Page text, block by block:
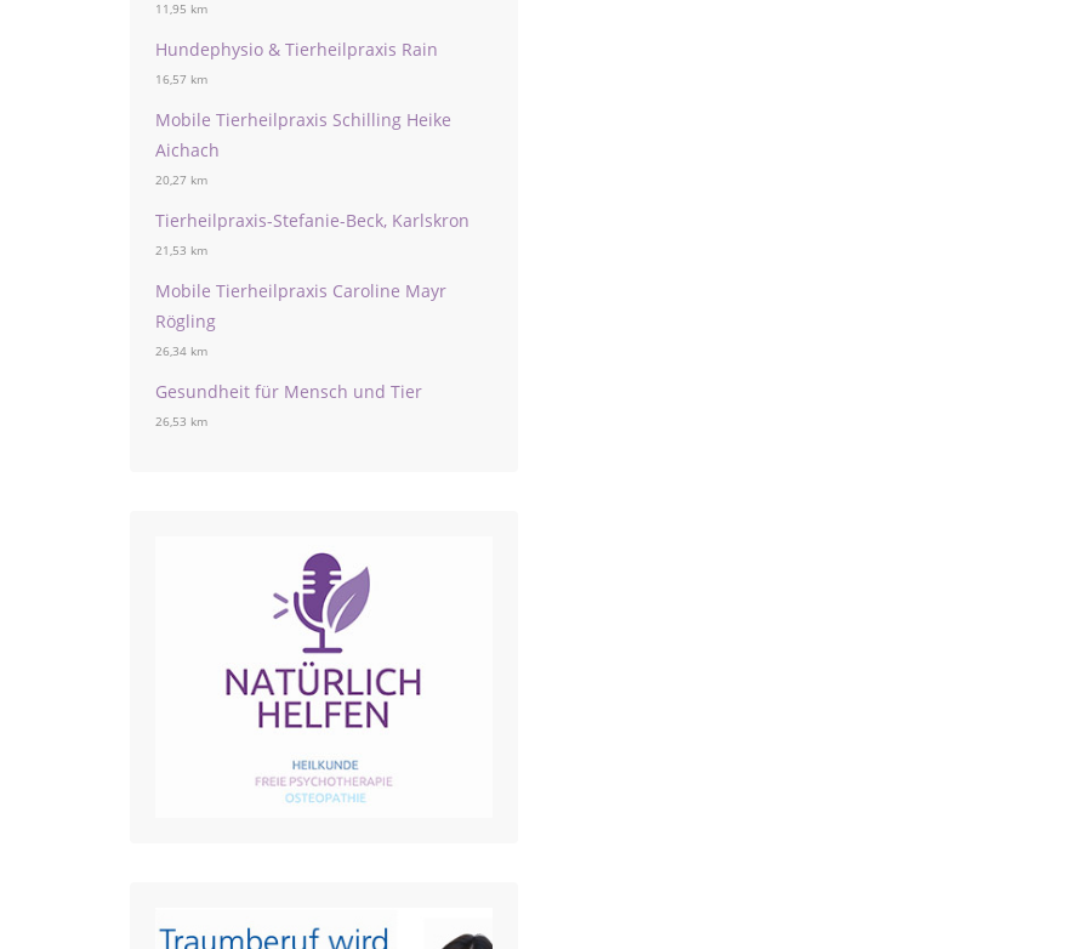
11,95 km
Hundephysio & Tierheilpraxis Rain
16,57 km
Mobile Tierheilpraxis Schilling Heike
Aichach
20,27 km
Tierheilpraxis-Stefanie-Beck, Karlskron
21,53 km
Mobile Tierheilpraxis Caroline Mayr
Rögling
26,34 km
Gesundheit für Mensch und Tier
26,53 km